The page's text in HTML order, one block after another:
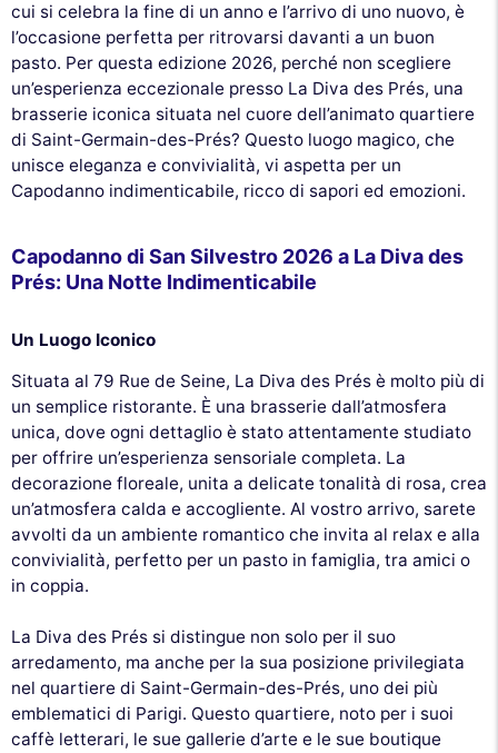
cui si celebra la fine di un anno e l’arrivo di uno nuovo, è
l’occasione perfetta per ritrovarsi davanti a un buon
pasto. Per questa edizione 2026, perché non scegliere
un’esperienza eccezionale presso La Diva des Prés, una
brasserie iconica situata nel cuore dell’animato quartiere
di Saint-Germain-des-Prés? Questo luogo magico, che
unisce eleganza e convivialità, vi aspetta per un
Capodanno indimenticabile, ricco di sapori ed emozioni.
Capodanno di San Silvestro 2026 a La Diva des
Prés: Una Notte Indimenticabile
Un Luogo Iconico
Situata al 79 Rue de Seine, La Diva des Prés è molto più di
un semplice ristorante. È una brasserie dall’atmosfera
unica, dove ogni dettaglio è stato attentamente studiato
per offrire un’esperienza sensoriale completa. La
decorazione floreale, unita a delicate tonalità di rosa, crea
un’atmosfera calda e accogliente. Al vostro arrivo, sarete
avvolti da un ambiente romantico che invita al relax e alla
convivialità, perfetto per un pasto in famiglia, tra amici o
in coppia.
La Diva des Prés si distingue non solo per il suo
arredamento, ma anche per la sua posizione privilegiata
nel quartiere di Saint-Germain-des-Prés, uno dei più
emblematici di Parigi. Questo quartiere, noto per i suoi
caffè letterari, le sue gallerie d’arte e le sue boutique